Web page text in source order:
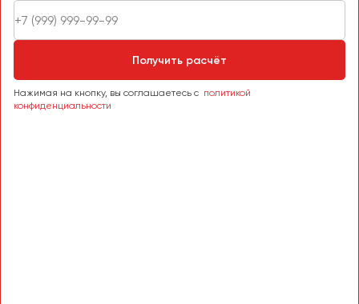
Получить расчёт
Нажимая на кнопку, вы соглашаетесь с политикой
конфиденциальности